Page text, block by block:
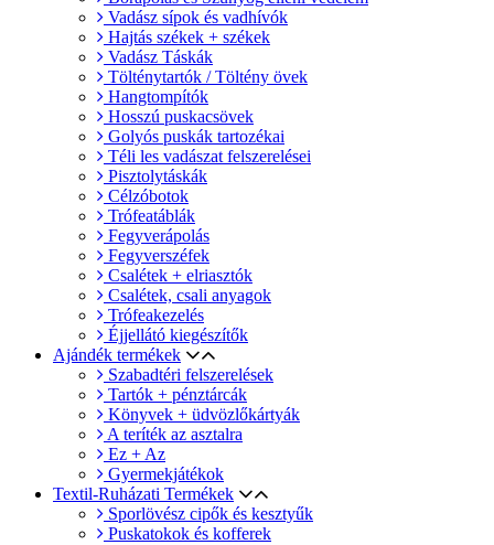
Vadász sípok és vadhívók
Hajtás székek + székek
Vadász Táskák
Tölténytartók / Töltény övek
Hangtompítók
Hosszú puskacsövek
Golyós puskák tartozékai
Téli les vadászat felszerelései
Pisztolytáskák
Célzóbotok
Trófeatáblák
Fegyverápolás
Fegyverszéfek
Csalétek + elriasztók
Csalétek, csali anyagok
Trófeakezelés
Éjjellátó kiegészítők
Ajándék termékek
Szabadtéri felszerelések
Tartók + pénztárcák
Könyvek + üdvözlőkártyák
A teríték az asztalra
Ez + Az
Gyermekjátékok
Textil-Ruházati Termékek
Sporlövész cipők és kesztyűk
Puskatokok és kofferek